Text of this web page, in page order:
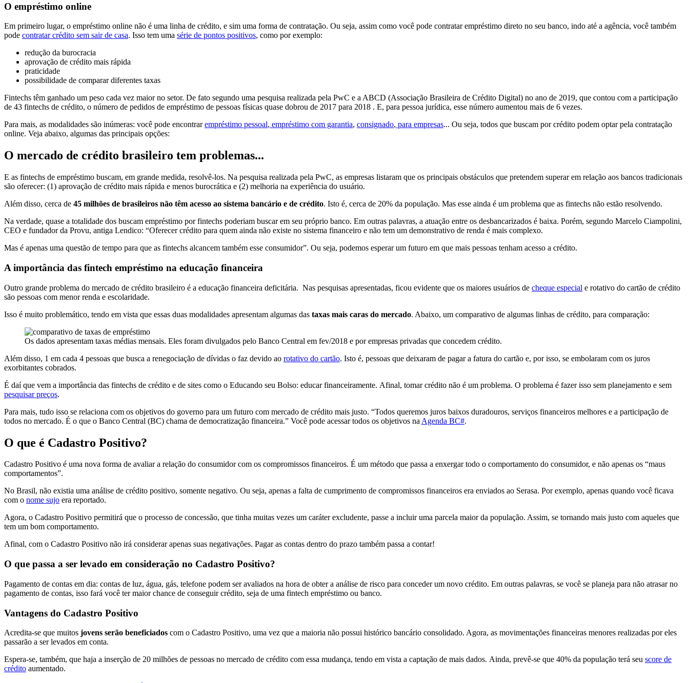
O empréstimo online
Em primeiro lugar, o empréstimo online não é uma linha de crédito, e sim uma forma de contratação. Ou seja, assim como você pode contratar empréstimo direto no seu banco, indo até a agência, você também
pode contratar crédito sem sair de casa. Isso tem uma série de pontos positivos, como por exemplo:
redução da burocracia
aprovação de crédito mais rápida
praticidade
possibilidade de comparar diferentes taxas
Fintechs têm ganhado um peso cada vez maior no setor. De fato segundo uma pesquisa realizada pela PwC e a ABCD (Associação Brasileira de Crédito Digital) no ano de 2019, que contou com a participação
de 43 fintechs de crédito, o número de pedidos de empréstimo de pessoas físicas quase dobrou de 2017 para 2018 . E, para pessoa jurídica, esse número aumentou mais de 6 vezes.
Para mais, as modalidades são inúmeras: você pode encontrarempréstimo pessoal, empréstimo com garantia, consignado, para empresas... Ou seja, todos que buscam por crédito podem optar pela contratação
online. Veja abaixo, algumas das principais opções:
O mercado de crédito brasileiro tem problemas...
E as fintechs de empréstimo buscam, em grande medida, resolvê-los. Na pesquisa realizada pela PwC, as empresas listaram que os principais obstáculos que pretendem superar em relação aos bancos tradicionais
são oferecer: (1) aprovação de crédito mais rápida e menos burocrática e (2) melhoria na experiência do usuário.
Além disso, cerca de 45 milhões de brasileiros não têm acesso ao sistema bancário e de crédito. Isto é, cerca de 20% da população. Mas esse ainda é um problema que as fintechs não estão resolvendo.
Na verdade, quase a totalidade dos buscam empréstimo por fintechs poderiam buscar em seu próprio banco. Em outras palavras, a atuação entre os desbancarizados é baixa. Porém, segundo Marcelo Ciampolini,
CEO e fundador da Provu, antiga Lendico: “Oferecer crédito para quem ainda não existe no sistema financeiro e não tem um demonstrativo de renda é mais complexo.
Mas é apenas uma questão de tempo para que as fintechs alcancem também esse consumidor”. Ou seja, podemos esperar um futuro em que mais pessoas tenham acesso a crédito.
A importância das fintech empréstimo na educação financeira
Outro grande problema do mercado de crédito brasileiro é a educação financeira deficitária. Nas pesquisas apresentadas, ficou evidente que os maiores usuários de cheque especial e rotativo do cartão de crédito
são pessoas com menor renda e escolaridade.
Isso é muito problemático, tendo em vista que essas duas modalidades apresentam algumas das taxas mais caras do mercado. Abaixo, um comparativo de algumas linhas de crédito, para comparação:
Os dados apresentam taxas médias mensais. Eles foram divulgados pelo Banco Central em fev/2018 e por empresas privadas que concedem crédito.
Além disso, 1 em cada 4 pessoas que busca a renegociação de dívidas o faz devido ao rotativo do cartão. Isto é, pessoas que deixaram de pagar a fatura do cartão e, por isso, se embolaram com os juros
exorbitantes cobrados.
É daí que vem a importância das fintechs de crédito e de sites como o Educando seu Bolso: educar financeiramente. Afinal, tomar crédito não é um problema. O problema é fazer isso sem planejamento e sem
pesquisar preços.
Para mais, tudo isso se relaciona com os objetivos do governo para um futuro com mercado de crédito mais justo. “Todos queremos juros baixos duradouros, serviços financeiros melhores e a participação de
todos no mercado. É o que o Banco Central (BC) chama de democratização financeira.” Você pode acessar todos os objetivos na Agenda BC#.
O que é Cadastro Positivo?
Cadastro Positivo é uma nova forma de avaliar a relação do consumidor com os compromissos financeiros. É um método que passa a enxergar todo o comportamento do consumidor, e não apenas os “maus
comportamentos”.
No Brasil, não existia uma análise de crédito positivo, somente negativo. Ou seja, apenas a falta de cumprimento de compromissos financeiros era enviados ao Serasa. Por exemplo, apenas quando você ficava
com o nome sujo era reportado.
Agora, o Cadastro Positivo permitirá que o processo de concessão, que tinha muitas vezes um caráter excludente, passe a incluir uma parcela maior da população. Assim, se tornando mais justo com aqueles que
tem um bom comportamento.
Afinal, com o Cadastro Positivo não irá considerar apenas suas negativações. Pagar as contas dentro do prazo também passa a contar!
O que passa a ser levado em consideração no Cadastro Positivo?
Pagamento de contas em dia: contas de luz, água, gás, telefone podem ser avaliados na hora de obter a análise de risco para conceder um novo crédito. Em outras palavras, se você se planeja para não atrasar no
pagamento de contas, isso fará você ter maior chance de conseguir crédito, seja de uma fintech empréstimo ou banco.
Vantagens do Cadastro Positivo
Acredita-se que muitos jovens serão beneficiados com o Cadastro Positivo, uma vez que a maioria não possui histórico bancário consolidado. Agora, as movimentações financeiras menores realizadas por eles
passarão a ser levados em conta.
Espera-se, também, que haja a inserção de 20 milhões de pessoas no mercado de crédito com essa mudança, tendo em vista a captação de mais dados. Ainda, prevê-se que 40% da população terá seu score de
crédito aumentado.